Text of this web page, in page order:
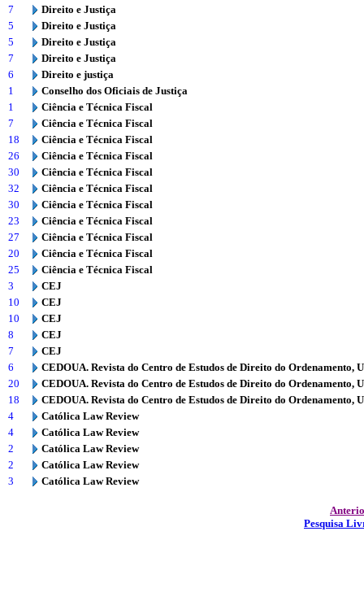
7
Direito e Justiça
5
Direito e Justiça
5
Direito e Justiça
7
Direito e Justiça
6
Direito e justiça
1
Conselho dos Oficiais de Justiça
1
Ciência e Técnica Fiscal
7
Ciência e Técnica Fiscal
18
Ciência e Técnica Fiscal
26
Ciência e Técnica Fiscal
30
Ciência e Técnica Fiscal
32
Ciência e Técnica Fiscal
30
Ciência e Técnica Fiscal
23
Ciência e Técnica Fiscal
27
Ciência e Técnica Fiscal
20
Ciência e Técnica Fiscal
25
Ciência e Técnica Fiscal
3
CEJ
10
CEJ
10
CEJ
8
CEJ
7
CEJ
6
CEDOUA. Revista do Centro de Estudos de Direito do Ordenamento,
20
CEDOUA. Revista do Centro de Estudos de Direito do Ordenamento,
18
CEDOUA. Revista do Centro de Estudos de Direito do Ordenamento,
4
Católica Law Review
4
Católica Law Review
2
Católica Law Review
2
Católica Law Review
3
Católica Law Review
Pesquisa